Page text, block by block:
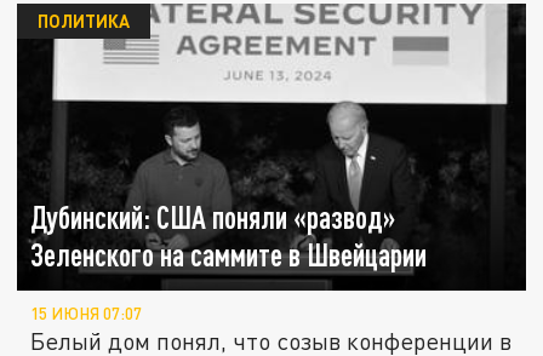
Дубинский: США поняли «развод»
Зеленского на саммите в Швейцарии
ПОЛИТИКА
15 ИЮНЯ 07:07
Белый дом понял, что созыв конференции в